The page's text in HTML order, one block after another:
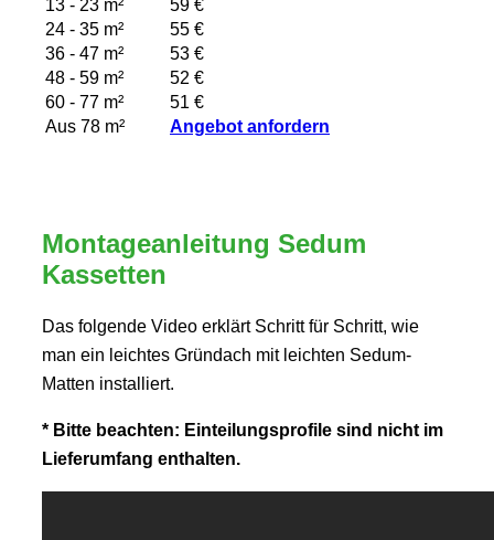
13 - 23 m²
59 €
24 - 35 m²
55 €
36 - 47 m²
53 €
48 - 59 m²
52 €
60 - 77 m²
51 €
Aus 78 m²
Angebot anfordern
Montageanleitung Sedum
Kassetten
Das folgende Video erklärt Schritt für Schritt, wie
man ein leichtes Gründach mit leichten Sedum-
Matten installiert.
* Bitte beachten: Einteilungsprofile sind nicht im
Lieferumfang enthalten.